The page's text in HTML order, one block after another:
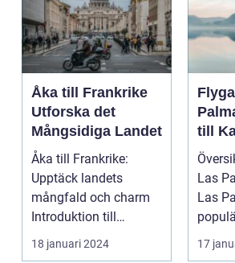
Åka till Frankrike
Utforska det
Mångsidiga Landet
Åka till Frankrike:
Upptäck landets
mångfald och charm
Introduktion till
Frankrike och dess
popular...
18 januari 2024
till
Pärla
Las
Las
för
17